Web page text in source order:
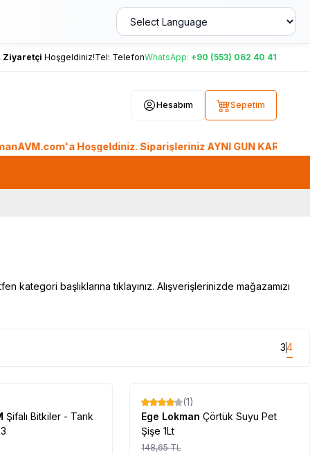
Ziyaretçi Hoşgeldiniz!Tel: TelefonWhatsApp: +90 (553) 062 40 41
Hesabım Sepetim
Hoşgeldiniz. Siparişleriniz AYNI GÜN KARGO'da.
başlıklarına tıklayınız. Alışverişlerinizde mağazamızı
34
Şifalı Bitkiler - Tarık
%17
(1)
Ege Lokman Çörtük Suyu Pet
Şişe 1Lt
148,65TL